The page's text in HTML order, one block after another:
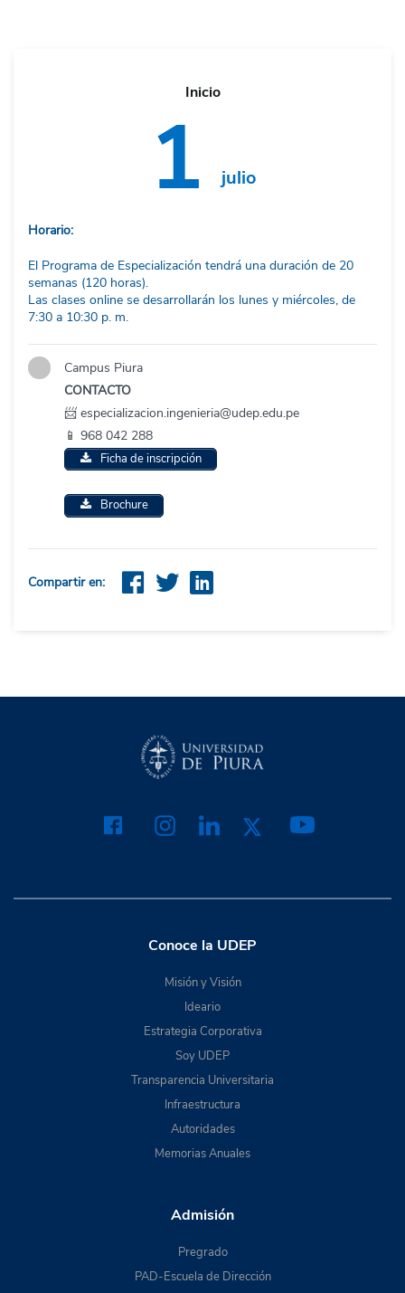
Inicio
1 julio
Horario:
El Programa de Especialización tendrá una duración de 20
semanas (120 horas).
Las clases online se desarrollarán los lunes y miércoles, de
7:30 a 10:30 p. m.
Campus Piura
CONTACTO
📨 especializacion.ingenieria@udep.edu.pe
📱 968 042 288
Ficha de inscripción
Brochure
Compartir en:
Conoce la UDEP
Misión y Visión
Ideario
Estrategia Corporativa
Soy UDEP
Transparencia Universitaria
Infraestructura
Autoridades
Memorias Anuales
Admisión
Pregrado
PAD-Escuela de Dirección